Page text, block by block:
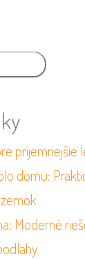
príjemnejšie
domu:
Moderné